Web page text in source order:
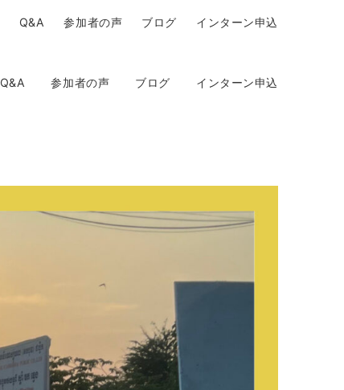
Q&A 参加者の声 ブログ インターン申込
Q&A 参加者の声 ブログ インターン申込